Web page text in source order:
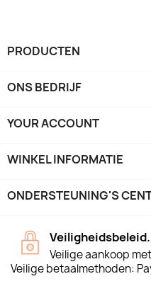
PRODUCTEN
ONS BEDRIJF
YOUR ACCOUNT
WINKEL INFORMATIE
ONDERSTEUNING'S
Veiligheidsbeleid.
Veilige aankoop
Veilige betaalmethoden: